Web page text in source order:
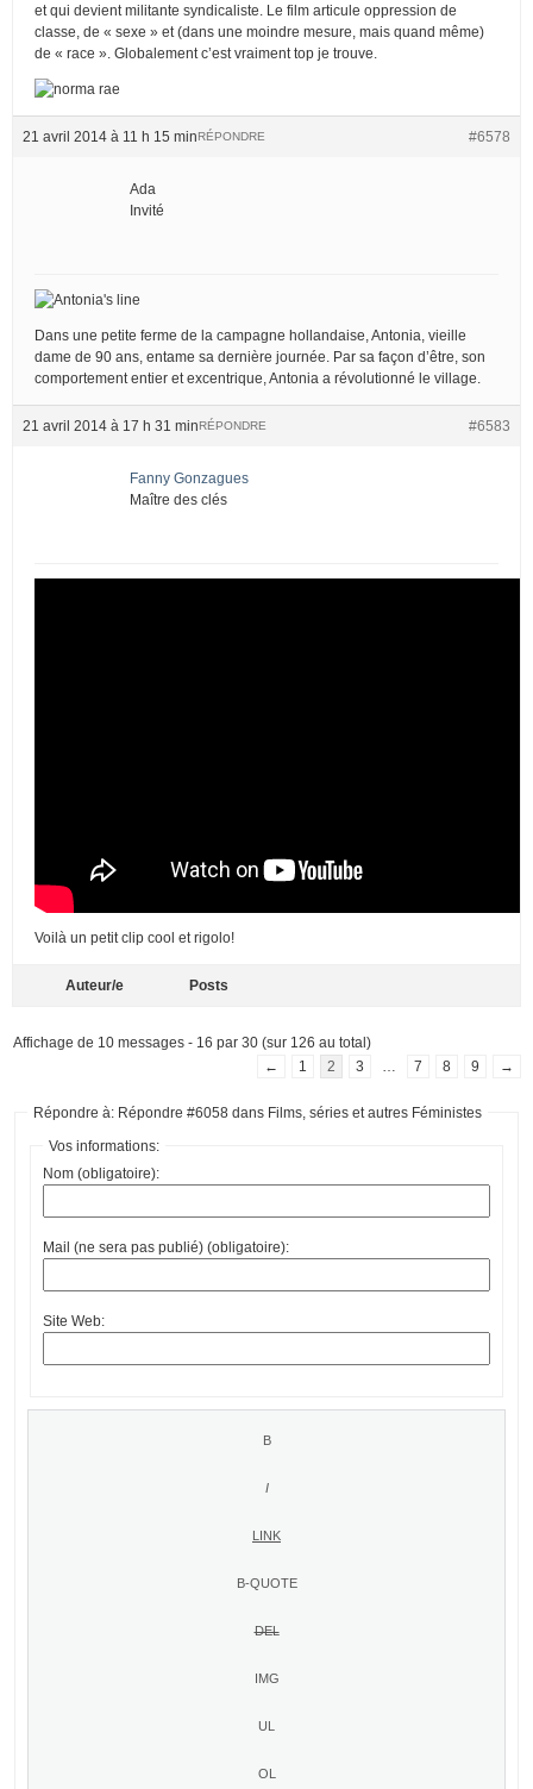
et qui devient militante syndicaliste. Le film articule oppression de
classe, de « sexe » et (dans une moindre mesure, mais quand même)
de « race ». Globalement c’est vraiment top je trouve.
21 avril 2014 à 11 h 15 min #6578
RÉPONDRE
Ada
Invité
Dans une petite ferme de la campagne hollandaise, Antonia, vieille
dame de 90 ans, entame sa dernière journée. Par sa façon d’être, son
comportement entier et excentrique, Antonia a révolutionné le village.
21 avril 2014 à 17 h 31 min #6583
RÉPONDRE
Fanny Gonzagues
Maître des clés
Voilà un petit clip cool et rigolo!
Auteur/e Posts
Affichage de 10 messages - 16 par 30 (sur 126 au total)
←
1 2 3 7 8 9 →
Répondre à: Répondre #6058 dans Films, séries et autres Féministes
Vos informations:
Nom (obligatoire):
Mail (ne sera pas publié) (obligatoire):
Site Web: